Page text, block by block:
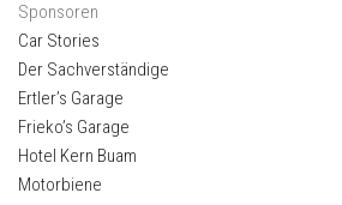
Sponsoren
Car Stories
Der Sachverständige
Ertler’s Garage
Frieko’s Garage
Hotel Kern Buam
Motorbiene